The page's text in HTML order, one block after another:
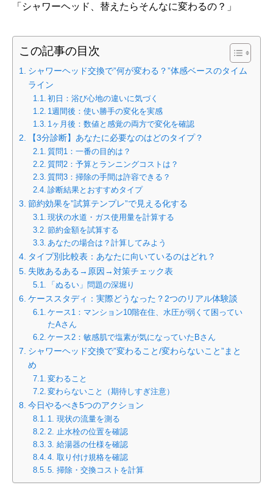
「シャワーヘッド、替えたらそんなに変わるの？」
この記事の目次
シャワーヘッド交換で”何が変わる？”体感ベースのタイム
ライン
初日：浴び心地の違いに気づく
1週間後：使い勝手の変化を実感
1ヶ月後：数値と感覚の両方で変化を確認
【3分診断】あなたに必要なのはどのタイプ？
質問1：一番の目的は？
質問2：予算とランニングコストは？
質問3：掃除の手間は許容できる？
診断結果とおすすめタイプ
節約効果を”試算テンプレ”で見える化する
現状の水道・ガス使用量を計算する
節約金額を試算する
あなたの場合は？計算してみよう
タイプ別比較表：あなたに向いているのはどれ？
失敗あるある→原因→対策チェック表
「ぬるい」問題の深堀り
ケーススタディ：実際どうなった？2つのリアル体験談
ケース1：マンション10階在住、水圧が弱くて困ってい
たAさん
ケース2：敏感肌で塩素が気になっていたBさん
シャワーヘッド交換で”変わること/変わらないこと”まと
め
変わること
変わらないこと（期待しすぎ注意）
今日やるべき5つのアクション
1. 現状の流量を測る
2. 止水栓の位置を確認
3. 給湯器の仕様を確認
4. 取り付け規格を確認
5. 掃除・交換コストを計算